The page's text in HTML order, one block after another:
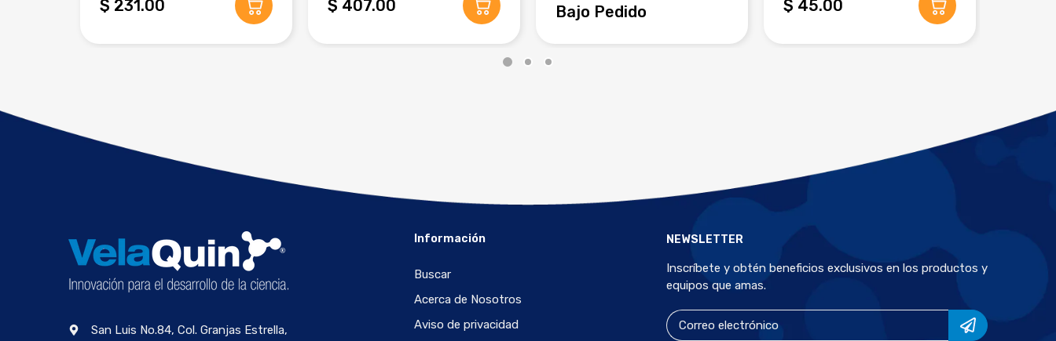
$ 231.00 $ 407.00 Bajo Pedido $ 45.00
San Luis No.84, Col. Granjas Estrella,
Información
Buscar
Acerca de Nosotros
Aviso de privacidad
NEWSLETTER
Inscríbete y obtén beneficios exclusivos en los productos y
equipos que amas.